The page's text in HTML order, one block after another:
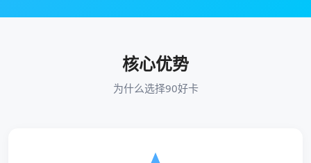
核心优势
为什么选择90好卡